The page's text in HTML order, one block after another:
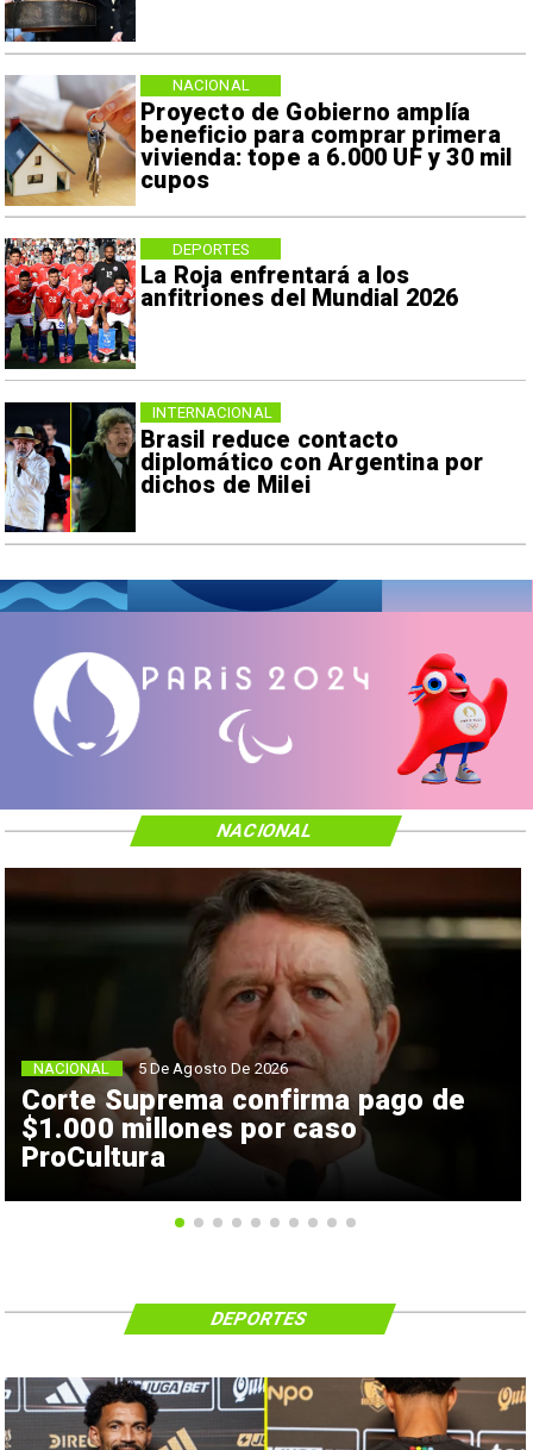
Proyecto de Gobierno amplía
beneficio para comprar primera
vivienda: tope a 6.000 UF y 30 mil
cupos
NACIONAL
La Roja enfrentará a los
anfitriones del Mundial 2026
DEPORTES
Brasil reduce contacto
diplomático con Argentina por
dichos de Milei
INTERNACIONAL
Corte Suprema confirma pago de
$1.000 millones por caso
ProCultura
NACIONAL 5 De Agosto De 2026
NACIONAL
DEPORTES